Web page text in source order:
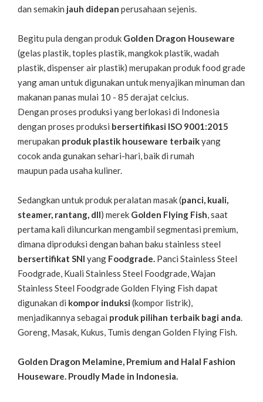
dan semakin jauh didepan perusahaan sejenis.
Begitu pula dengan produk Golden Dragon Houseware
(gelas plastik, toples plastik, mangkok plastik, wadah
plastik, dispenser air plastik) merupakan produk food grade
yang aman untuk digunakan untuk menyajikan minuman dan
makanan panas mulai 10 - 85 derajat celcius.
Dengan proses produksi yang berlokasi di Indonesia
dengan proses produksi bersertifikasi ISO 9001:2015
merupakan produk plastik houseware terbaikyang
cocok anda gunakan sehari-hari, baik di rumah
maupun pada usaha kuliner.
Sedangkan untuk produk peralatan masak (panci, kuali,
steamer, rantang, dll) merek Golden Flying Fish, saat
pertama kali diluncurkan mengambil segmentasi premium,
dimana diproduksi dengan bahan baku stainless steel
bersertifikat SNI yang Foodgrade. Panci Stainless Steel
Foodgrade, Kuali Stainless Steel Foodgrade, Wajan
Stainless Steel Foodgrade Golden Flying Fish dapat
digunakan di kompor induksi (kompor listrik),
menjadikannya sebagai produk pilihan terbaik bagi anda.
Goreng, Masak, Kukus, Tumis dengan Golden Flying Fish.
Golden Dragon Melamine, Premium and Halal Fashion
Houseware. Proudly Made in Indonesia.